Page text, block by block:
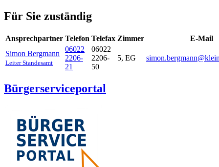
Für Sie zuständig
Ansprechpartner Telefon Telefax Zimmer
E-Mail
Simon Bergmann
Leiter Standesamt
06022
2206-
21
06022
2206-
50
5, EG
Bürgerserviceportal